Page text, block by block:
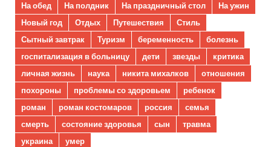
На обед
На полдник На праздничный стол
На ужин
Новый год
Отдых Путешествия
Стиль
Сытный завтрак
Туризм беременность
болезнь
госпитализация в больницу
дети звезды
критика
личная жизнь
наука никита михалков
отношения
похороны
проблемы со здоровьем
ребенок
роман
роман костомаров россия
семья
смерть
состояние здоровья сын
травма
украина
умер